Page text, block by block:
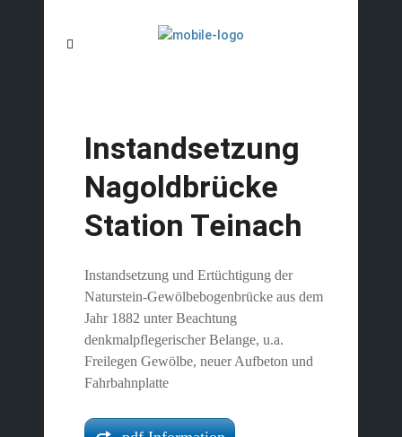
Instandsetzung
Nagoldbrücke
Station Teinach
Instandsetzung und Ertüchtigung der
Naturstein-Gewölbebogenbrücke aus dem
Jahr 1882 unter Beachtung
denkmalpflegerischer Belange, u.a.
Freilegen Gewölbe, neuer Aufbeton und
Fahrbahnplatte